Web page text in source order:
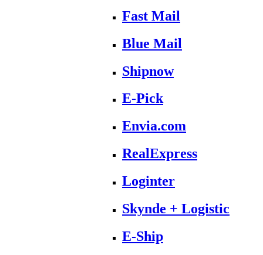
Fast Mail
Blue Mail
Shipnow
E-Pick
Envia.com
RealExpress
Loginter
Skynde + Logistic
E-Ship